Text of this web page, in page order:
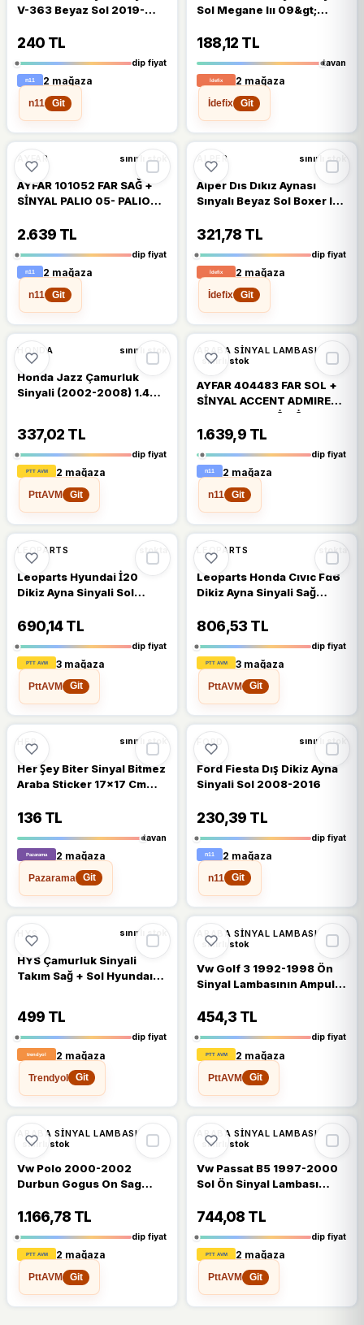
V-363 Beyaz Sol 2019-
240 TL
dip fiyat
2 mağaza
n11
Git
Sol Megane Iıı 09&gt;
188,12 TL
tavan
2 mağaza
İdefix
Git
%16
AYFAR sınırlı stok
AYFAR 101052 FAR SAĞ +
SİNYAL PALIO 05- PALIO
2.639 TL
dip fiyat
2 mağaza
n11
Git
%16
ALPER sınırlı stok
Alper Dıs Dıkız Aynası
Sınyalı Beyaz Sol Boxer Iıı
321,78 TL
dip fiyat
2 mağaza
İdefix
Git
%15
HONDA sınırlı stok
Honda Jazz Çamurluk
Sinyali (2002-2008) 1.4
337,02 TL
dip fiyat
2 mağaza
PttAVM
Git
%15
ARABA SINYAL LAMBASI
sınırlı stok
AYFAR 404483 FAR SOL +
SİNYAL ACCENT ADMIRE
03-04 ELEKTRİKLİ SARI
1.639,9 TL
dip fiyat
2 mağaza
n11
Git
LEOPARTS stokta
Leoparts Hyundai İ20
Dikiz Ayna Sinyali Sol
690,14 TL
dip fiyat
3 mağaza
PttAVM
Git
LEOPARTS stokta
Leoparts Honda Cıvıc Fd6
Dikiz Ayna Sinyali Sağ
013
806,53 TL
dip fiyat
3 mağaza
PttAVM
Git
%27 %27 DÜŞTÜ
HER sınırlı stok
Her Şey Biter Sinyal Bitmez
Araba Sticker 17x17 Cm
136 TL
tavan
2 mağaza
Pazarama
Git
%31 %31 DÜŞTÜ
FORD sınırlı stok
Ford Fiesta Dış Dikiz Ayna
Sinyali Sol 2008-2016
230,39 TL
dip fiyat
2 mağaza
n11
Git
%9
HYS sınırlı stok
HYS Çamurluk Sinyali
Takım Sağ + Sol Hyundaı
499 TL
dip fiyat
2 mağaza
Trendyol
Git
%7
ARABA SINYAL LAMBASI
sınırlı stok
Vw Golf 3 1992-1998 Ön
Sinyal Lambasının Ampul
454,3 TL
dip fiyat
2 mağaza
PttAVM
Git
%7
ARABA SINYAL LAMBASI
sınırlı stok
Vw Polo 2000-2002
Durbun Gogus On Sag
6N0953042n
1.166,78 TL
dip fiyat
2 mağaza
PttAVM
Git
%7
ARABA SINYAL LAMBASI
sınırlı stok
Vw Passat B5 1997-2000
Sol Ön Sinyal Lambası
744,08 TL
dip fiyat
2 mağaza
PttAVM
Git